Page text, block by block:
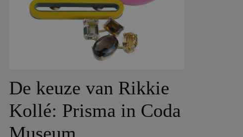
De keuze van Rikkie
Kollé: Prisma in Coda